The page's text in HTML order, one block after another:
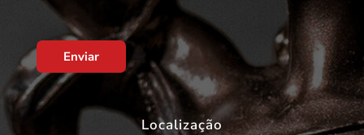
Enviar
Localização